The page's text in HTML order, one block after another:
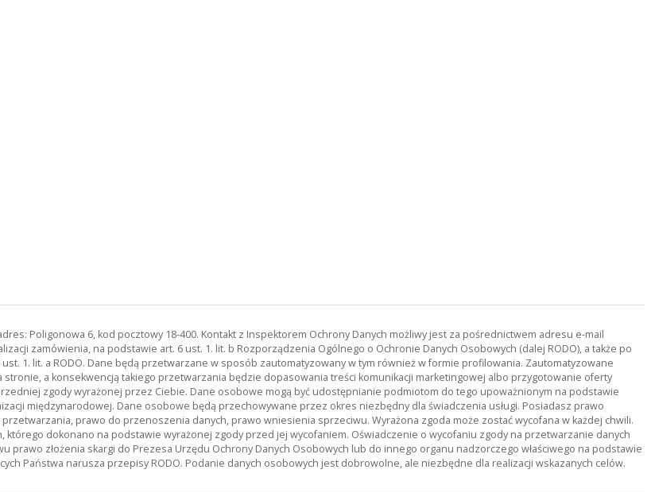
Poligonowa 6, kod pocztowy 18-400. Kontakt z Inspektorem Ochrony Danych możliwy jest za pośrednictwem adresu e-mail
zamówienia, na podstawie art. 6 ust. 1. lit. b Rozporządzenia Ogólnego o Ochronie Danych Osobowych (dalej RODO), a także po
1. lit. a RODO. Dane będą przetwarzane w sposób zautomatyzowany w tym również w formie profilowania. Zautomatyzowane
a konsekwencją takiego przetwarzania będzie dopasowania treści komunikacji marketingowej albo przygotowanie oferty
zgody wyrażonej przez Ciebie. Dane osobowe mogą być udostępnianie podmiotom do tego upoważnionym na podstawie
międzynarodowej. Dane osobowe będą przechowywane przez okres niezbędny dla świadczenia usługi. Posiadasz prawo
prawo do przenoszenia danych, prawo wniesienia sprzeciwu. Wyrażona zgoda może zostać wycofana w każdej chwili.
dokonano na podstawie wyrażonej zgody przed jej wycofaniem. Oświadczenie o wycofaniu zgody na przetwarzanie danych
prawo złożenia skargi do Prezesa Urzędu Ochrony Danych Osobowych lub do innego organu nadzorczego właściwego na podstawie
Państwa narusza przepisy RODO. Podanie danych osobowych jest dobrowolne, ale niezbędne dla realizacji wskazanych celów.